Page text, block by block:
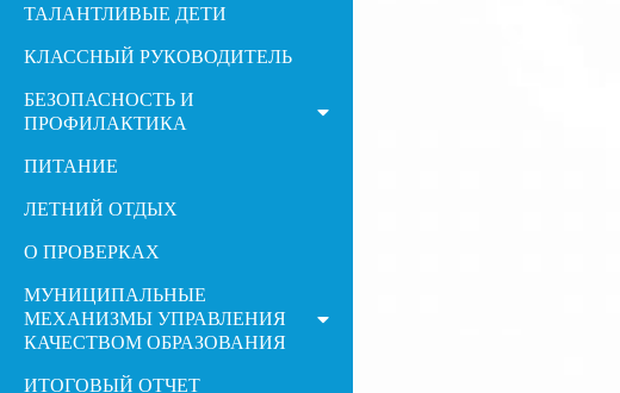
ТАЛАНТЛИВЫЕ ДЕТИ
КЛАССНЫЙ РУКОВОДИТЕЛЬ
БЕЗОПАСНОСТЬ И
ПРОФИЛАКТИКА
ПИТАНИЕ
ЛЕТНИЙ ОТДЫХ
О ПРОВЕРКАХ
МУНИЦИПАЛЬНЫЕ
МЕХАНИЗМЫ УПРАВЛЕНИЯ
КАЧЕСТВОМ ОБРАЗОВАНИЯ
ИТОГОВЫЙ ОТЧЕТ